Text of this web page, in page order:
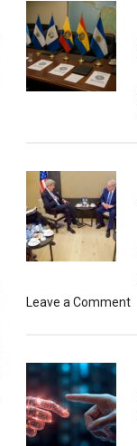
Leave a Comment